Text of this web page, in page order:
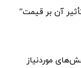
موردنیاز